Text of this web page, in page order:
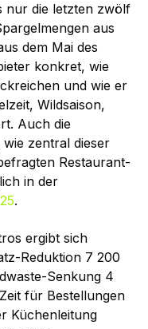
nur die letzten zwölf
aus
dem Mai des
konkret, wie
und wie er
Wildsaison,
Auch die
zentral dieser
Restaurant-
in der
.
ergibt sich
Reduktion 7 200
Senkung 4
für Bestellungen
Küchenleitung